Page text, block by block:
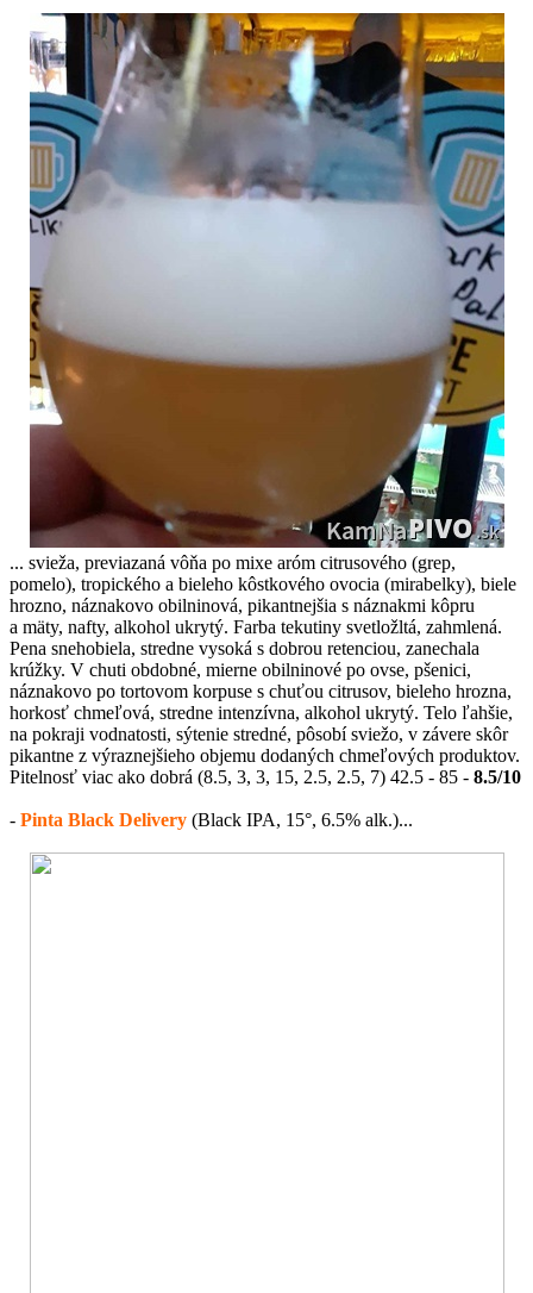
... svieža, previazaná vôňa po mixe aróm citrusového (grep,
pomelo), tropického a bieleho kôstkového ovocia (mirabelky), biele
hrozno, náznakovo obilninová, pikantnejšia s náznakmi kôpru
a mäty, nafty, alkohol ukrytý. Farba tekutiny svetložltá, zahmlená.
Pena snehobiela, stredne vysoká s dobrou retenciou, zanechala
krúžky. V chuti obdobné, mierne obilninové po ovse, pšenici,
náznakovo po tortovom korpuse s chuťou citrusov, bieleho hrozna,
horkosť chmeľová, stredne intenzívna, alkohol ukrytý. Telo ľahšie,
na pokraji vodnatosti, sýtenie stredné, pôsobí sviežo, v závere skôr
pikantne z výraznejšieho objemu dodaných chmeľových produktov.
Pitelnosť viac ako dobrá (8.5, 3, 3, 15, 2.5, 2.5, 7) 42.5 - 85 - 8.5/10
- Pinta Black Delivery (Black IPA, 15°, 6.5% alk.)...